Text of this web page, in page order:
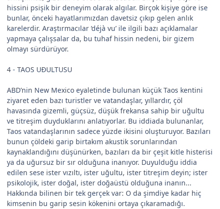
hissini psişik bir deneyim olarak algılar. Birçok kişiye göre ise
bunlar, önceki hayatlarımızdan davetsiz çıkıp gelen anlık
karelerdir. Araştırmacılar ‘déjà vu’ ile ilgili bazı açıklamalar
yapmaya çalışsalar da, bu tuhaf hissin nedeni, bir gizem
olmayı sürdürüyor.
4 - TAOS UÐULTUSU
ABD’nin New Mexico eyaletinde bulunan küçük Taos kentini
ziyaret eden bazı turistler ve vatandaşlar, yıllardır, çöl
havasında gizemli, güçsüz, düşük frekansa sahip bir uğultu
ve titreşim duyduklarını anlatıyorlar. Bu iddiada bulunanlar,
Taos vatandaşlarının sadece yüzde ikisini oluşturuyor. Bazıları
bunun çöldeki garip birtakım akustik sorunlarından
kaynaklandığını düşünürken, bazıları da bir çeşit kitle histerisi
ya da uğursuz bir sır olduğuna inanıyor. Duyulduğu iddia
edilen sese ister vızıltı, ister uğultu, ister titreşim deyin; ister
psikolojik, ister doğal, ister doğaüstü olduğuna inanın...
Hakkında bilinen bir tek gerçek var: O da şimdiye kadar hiç
kimsenin bu garip sesin kökenini ortaya çıkaramadığı.